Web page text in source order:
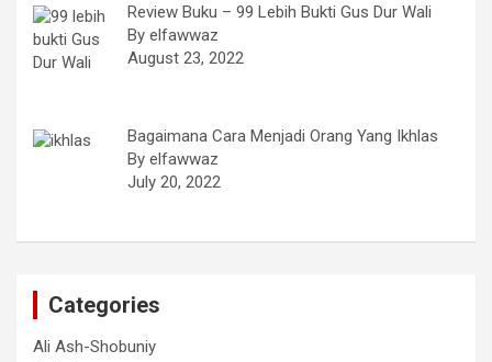
Review Buku – 99 Lebih Bukti Gus Dur Wali
By elfawwaz
August 23, 2022
Bagaimana Cara Menjadi Orang Yang Ikhlas
By elfawwaz
July 20, 2022
Categories
Ali Ash-Shobuniy